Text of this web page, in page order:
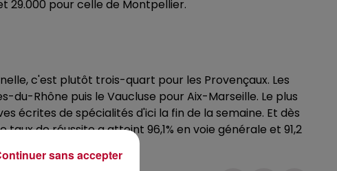
29.000 pour celle de Montpellier.
c'est plutôt trois-quart pour les Provençaux. Les
du-Rhône puis le Vaucluse pour Aix-Marseille. Le plus
écrites de spécialités d'ici la fin de la semaine. Et dès
de réussite a atteint 96,1% en voie générale et 91,2
sans accepter